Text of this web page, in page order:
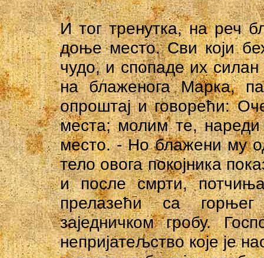
И тог тренутка, на реч
доње место. Сви који
чудо, и спопаде их силан
на блаженога Марка,
опроштај и говорећи:
места; молим те,
место. - Но блажени му
тело овога покојника
и после смрти,
прелазећи са
заједничком гробу.
непријатељство које је